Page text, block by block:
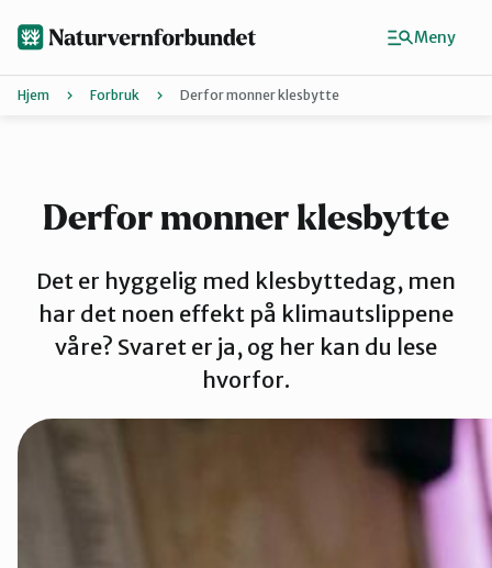
Finn ditt lokallag
Buskerud
Finnmark
Hjem Forbruk Derfor monner klesbytte
Derfor monner klesbytte
Det er hyggelig med klesbyttedag, men
har det noen effekt på klimautslippene
våre? Svaret er ja, og her kan du lese
hvorfor.